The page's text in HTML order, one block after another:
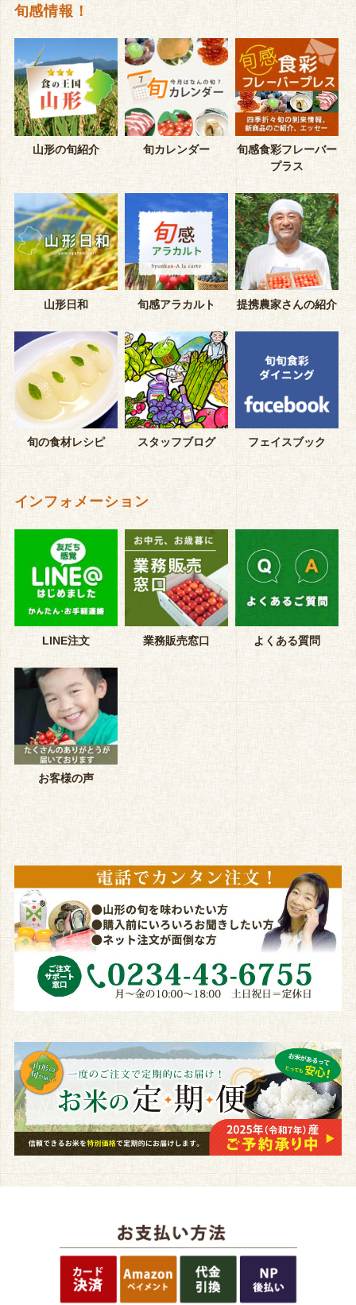
旬感情報！
山形の旬紹介 旬カレンダー
旬感食彩フレーバー
プラス
山形日和 旬感アラカルト 提携農家さんの紹介
旬の食材レシピ スタッフブログ フェイスブック
インフォメーション
LINE注文 業務販売窓口 よくある質問
お客様の声